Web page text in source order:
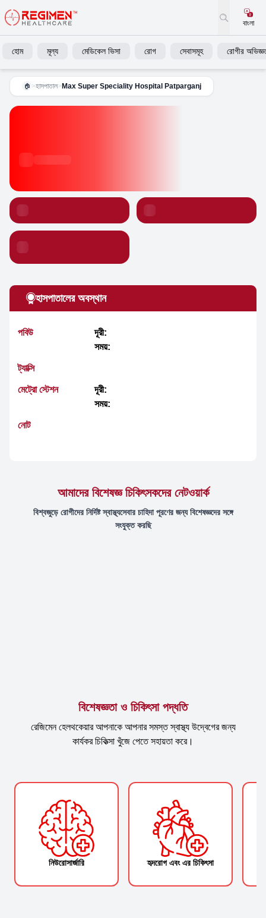
বাংলা
হোম মূল্য মেডিকেল ভিসা রোগ সেবাসমূহ রোগীর
🏠 >হাসপাতাল> Max Super Speciality Hospital Patparganj
হাসপাতালের অবস্থান
পবিউ
দূরী:
সময়:
ট্যাক্সি
মেট্রো স্টেশন
দূরী:
সময়:
নোট
আমাদের বিশেষজ্ঞ চিকিৎসকদের নেটওয়ার্ক
বিশ্বজুড়ে রোগীদের নির্দিষ্ট স্বাস্থ্যসেবার চাহিদা পূরণের জন্য বিশেষজ্ঞদের সঙ্গে
সংযুক্ত করছি
বিশেষজ্ঞতা ও চিকিৎসা পদ্ধতি
রেজিমেন হেলথকেয়ার আপনাকে আপনার সমস্ত স্বাস্থ্য উদ্বেগের জন্য
কার্যকর চিকিত্সা খুঁজে পেতে সহায়তা করে।
নিউরোসার্জারি হৃদরোগ এবং এর চিকিৎসা